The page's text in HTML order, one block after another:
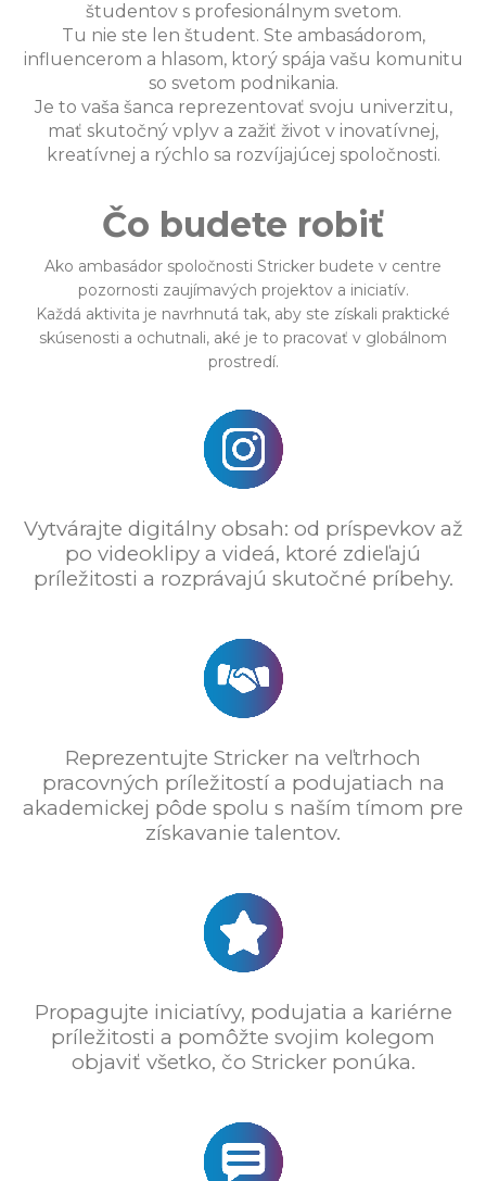
študentov s profesionálnym svetom.
Tu nie ste len študent. Ste ambasádorom,
influencerom a hlasom, ktorý spája vašu komunitu
so svetom podnikania.
Je to vaša šanca reprezentovať svoju univerzitu,
mať skutočný vplyv a zažiť život v inovatívnej,
kreatívnej a rýchlo sa rozvíjajúcej spoločnosti.
Čo budete robiť
Ako ambasádor spoločnosti Stricker budete v centre
pozornosti zaujímavých projektov a iniciatív.
Každá aktivita je navrhnutá tak, aby ste získali praktické
skúsenosti a ochutnali, aké je to pracovať v globálnom
prostredí.
Vytvárajte digitálny obsah: od príspevkov až
po videoklipy a videá, ktoré zdieľajú
príležitosti a rozprávajú skutočné príbehy.
Reprezentujte Stricker na veľtrhoch
pracovných príležitostí a podujatiach na
akademickej pôde spolu s naším tímom pre
získavanie talentov.
Propagujte iniciatívy, podujatia a kariérne
príležitosti a pomôžte svojim kolegom
objaviť všetko, čo Stricker ponúka.